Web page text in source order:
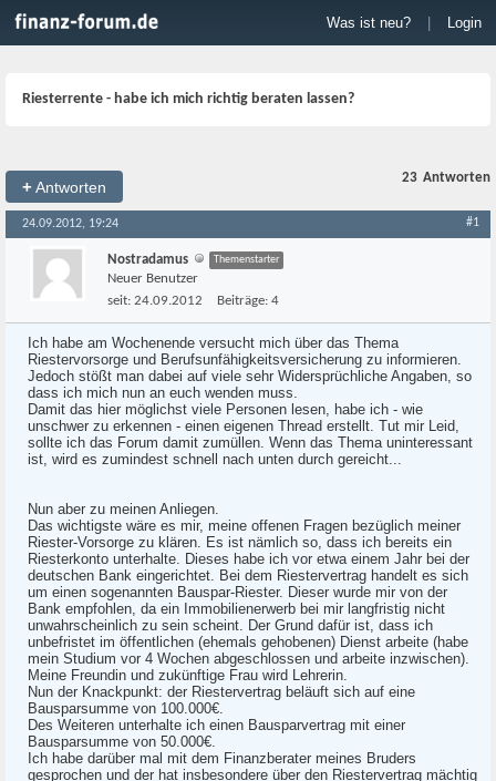
Was ist neu? Login
Riesterrente - habe ich mich richtig beraten lassen?
+Antworten
23 Antworten
24.09.2012, 19:24 #1
Nostradamus Themenstarter
Neuer Benutzer
seit: 24.09.2012 Beiträge: 4
Ich habe am Wochenende versucht mich über das Thema
Riestervorsorge und Berufsunfähigkeitsversicherung zu informieren.
Jedoch stößt man dabei auf viele sehr Widersprüchliche Angaben, so
dass ich mich nun an euch wenden muss.
Damit das hier möglichst viele Personen lesen, habe ich - wie
unschwer zu erkennen - einen eigenen Thread erstellt. Tut mir Leid,
sollte ich das Forum damit zumüllen. Wenn das Thema uninteressant
ist, wird es zumindest schnell nach unten durch gereicht...
Nun aber zu meinen Anliegen.
Das wichtigste wäre es mir, meine offenen Fragen bezüglich meiner
Riester-Vorsorge zu klären. Es ist nämlich so, dass ich bereits ein
Riesterkonto unterhalte. Dieses habe ich vor etwa einem Jahr bei der
deutschen Bank eingerichtet. Bei dem Riestervertrag handelt es sich
um einen sogenannten Bauspar-Riester. Dieser wurde mir von der
Bank empfohlen, da ein Immobilienerwerb bei mir langfristig nicht
unwahrscheinlich zu sein scheint. Der Grund dafür ist, dass ich
unbefristet im öffentlichen (ehemals gehobenen) Dienst arbeite (habe
mein Studium vor 4 Wochen abgeschlossen und arbeite inzwischen).
Meine Freundin und zukünftige Frau wird Lehrerin.
Nun der Knackpunkt: der Riestervertrag beläuft sich auf eine
Bausparsumme von 100.000€.
Des Weiteren unterhalte ich einen Bausparvertrag mit einer
Bausparsumme von 50.000€.
Ich habe darüber mal mit dem Finanzberater meines Bruders
gesprochen und der hat insbesondere über den Riestervertrag mächtig